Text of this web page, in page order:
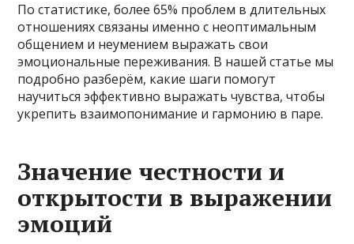
По статистике, более 65% проблем в длительных
отношениях связаны именно с неоптимальным
общением и неумением выражать свои
эмоциональные переживания. В нашей статье мы
подробно разберём, какие шаги помогут
научиться эффективно выражать чувства, чтобы
укрепить взаимопонимание и гармонию в паре.
Значение честности и
открытости в выражении
эмоций